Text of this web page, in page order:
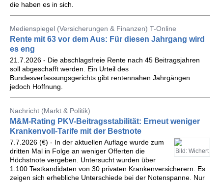
die haben es in sich.
Medienspiegel (Versicherungen & Finanzen) T-Online
Rente mit 63 vor dem Aus: Für diesen Jahrgang wird
es eng
21.7.2026 - Die abschlagsfreie Rente nach 45 Beitragsjahren
soll abgeschafft werden. Ein Urteil des
Bundesverfassungsgerichts gibt rentennahen Jahrgängen
jedoch Hoffnung.
Nachricht (Markt & Politik)
M&M-Rating PKV-Beitragsstabilität: Erneut weniger
Krankenvoll-Tarife mit der Bestnote
Bild: Wichert
7.7.2026 (€) - In der aktuellen Auflage wurde zum
dritten Mal in Folge an weniger Offerten die
Höchstnote vergeben. Untersucht wurden über
1.100 Testkandidaten von 30 privaten Krankenversicherern. Es
zeigen sich erhebliche Unterschiede bei der Notenspanne. Nur